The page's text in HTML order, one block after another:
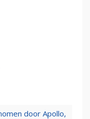
door Apollo,